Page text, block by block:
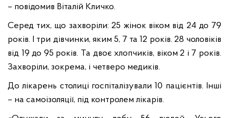
– повідомив Віталій Кличко.
Серед тих, що захворіли: 25 жінок віком від 24 до 79
років. І три дівчинки, яким 5, 7 та 12 років. 28 чоловіків
від 19 до 95 років. Та двоє хлопчиків, віком 2 і 7 років.
Захворіли, зокрема, і четверо медиків.
До лікарень столиці госпіталізували 10 пацієнтів. Інші
– на самоізоляції, під контролем лікарів.